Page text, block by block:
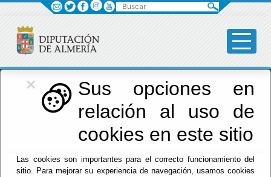
×
Sus opciones en
relación al uso de
cookies en este sitio
Las cookies son importantes para el correcto funcionamiento del
sitio. Para mejorar su experiencia de navegación, usamos cookies
Diputación
Menú Diputación
Vertebración del Territorio y Agua
Buscar